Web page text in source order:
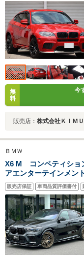
無
料
今
販売店： 株式会社ＫＩＭＵＲＡ
ＢＭＷ
X6 M コンペティショ
アエンターテインメン
クストンデザインエア
ン/レーザーライト/カ
インチAW/レースチッ
販売店保証 車両品質評価書付